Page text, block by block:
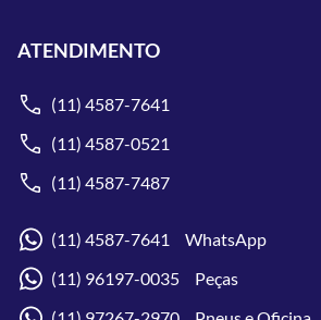
ATENDIMENTO
(11) 4587-7641
(11) 4587-0521
(11) 4587-7487
(11) 4587-7641 WhatsApp
(11) 96197-0035 Peças